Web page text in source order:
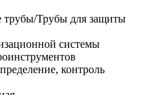
трубы/Трубы для защиты
системы
контроль